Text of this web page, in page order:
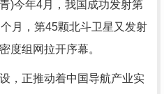
)今年4月，我国成功发射第
月，第45颗北斗卫星又发射
度组网拉开序幕。
，正推动着中国导航产业实